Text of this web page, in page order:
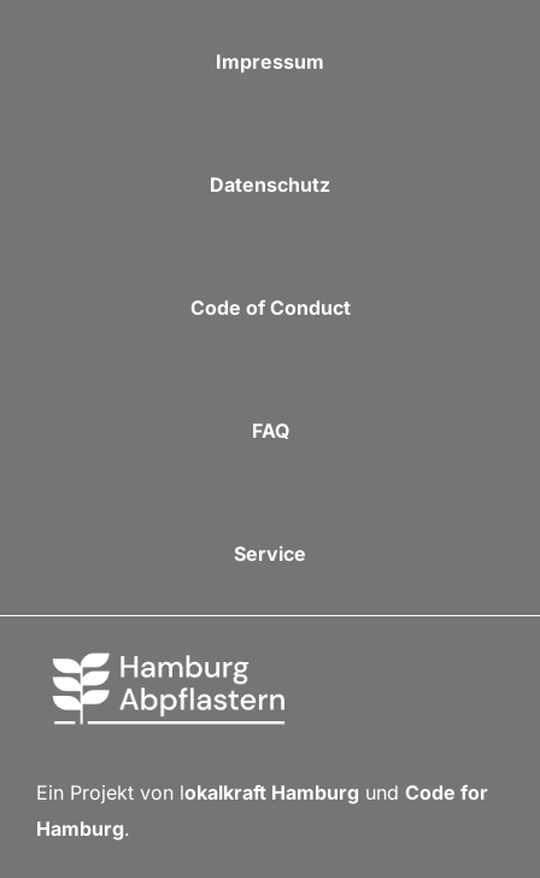
Impressum
Datenschutz
Code of Conduct
FAQ
Service
Ein Projekt von lokalkraft Hamburg und Code for
Hamburg.